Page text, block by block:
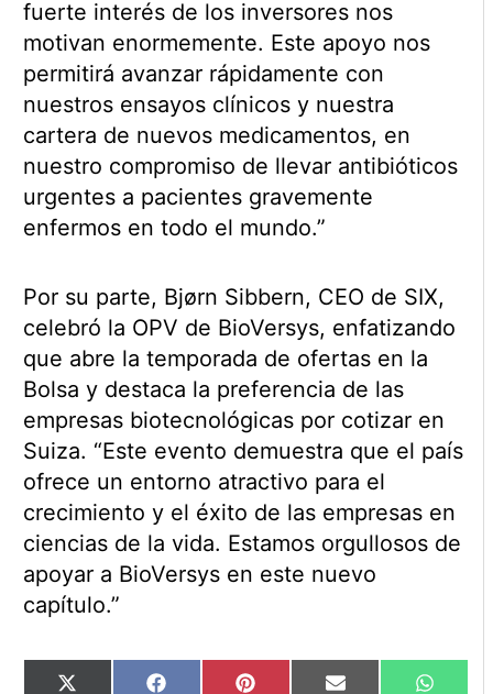
fuerte interés de los inversores nos
motivan enormemente. Este apoyo nos
permitirá avanzar rápidamente con
nuestros ensayos clínicos y nuestra
cartera de nuevos medicamentos, en
nuestro compromiso de llevar antibióticos
urgentes a pacientes gravemente
enfermos en todo el mundo.”
Por su parte, Bjørn Sibbern, CEO de SIX,
celebró la OPV de BioVersys, enfatizando
que abre la temporada de ofertas en la
Bolsa y destaca la preferencia de las
empresas biotecnológicas por cotizar en
Suiza. “Este evento demuestra que el país
ofrece un entorno atractivo para el
crecimiento y el éxito de las empresas en
ciencias de la vida. Estamos orgullosos de
apoyar a BioVersys en este nuevo
capítulo.”
Compartir Compartir Compartir Compartir